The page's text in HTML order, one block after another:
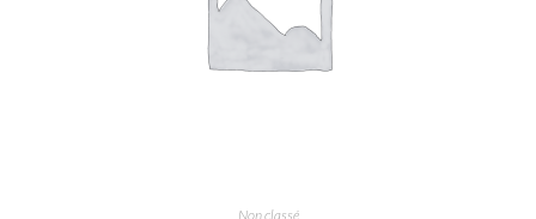
Non classé